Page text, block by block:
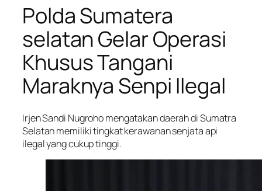
Polda Sumatera
selatan Gelar Operasi
Khusus Tangani
Maraknya Senpi Ilegal
Irjen Sandi Nugroho mengatakan daerah di Sumatra
Selatan memiliki tingkat kerawanan senjata api
ilegal yang cukup tinggi.